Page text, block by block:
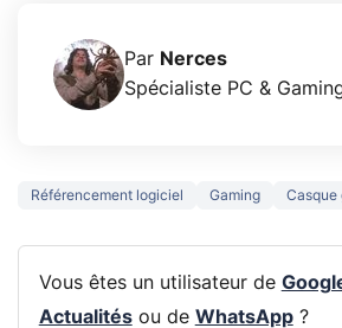
Par Nerces
Spécialiste PC &
Référencement logiciel Gaming Casque
Vous êtes un utilisateur de
Actualitésou de WhatsApp?